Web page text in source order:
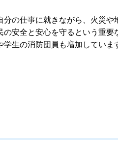
の仕事に就きながら、火災
安全と安心を守るという重
生の消防団員も増加していま